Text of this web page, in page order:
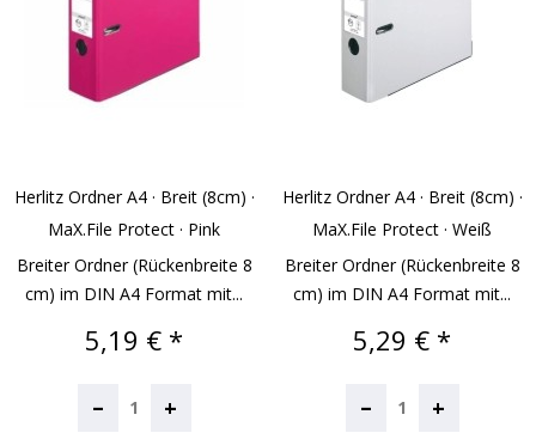
Herlitz Ordner A4 · Breit (8cm) ·
MaX.file Protect · Pink
Breiter Ordner (Rückenbreite 8
cm) im DIN A4 Format mit...
Preis
5,19 € *
– +
Herlitz Ordner A4 · Breit (8cm) ·
MaX.file Protect · Weiß
Breiter Ordner (Rückenbreite 8
cm) im DIN A4 Format mit...
Preis
5,29 € *
– +